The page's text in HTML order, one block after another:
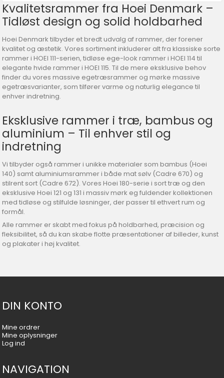
Kvalitetsrammer fra Hoei Denmark –
Tidløst design og solid holdbarhed
Hoei Denmark tilbyder et bredt udvalg af rammer, der forener
kvalitet og æstetik. Vores sortiment inkluderer alt fra klassiske sorte
rammer i HOEI 111-serien, tidløse ege-look rammer i HOEI 114 til
elegante hvide rammer i HOEI 115. Til de mere eksklusive behov
finder du vores massive egetræsrammer og mørke massive
egetræsvarianter, som tilfører varme og naturlig elegance til
enhver indretning.
Eksklusive rammer i træ, bambus og
aluminium – Til enhver stil og
indretning
Vi tilbyder også rammer i unikke materialer som bambus (Hoei
140) samt aluminiumsrammer i både mat sølv (Cadre 670) og
stilrent sort (Cadre 672). Vores Hoei 180-serie i sort træ og den
eksklusive Hoei 121 og 131 i massiv mørk eg fuldender kollektionen
med tidløse og stilfulde løsninger, der passer til ethvert rum og
formål.
Alle rammer er skabt med fokus på holdbarhed, præcision og
fleksibilitet, så du kan skabe flotte præsentationer af billeder, kunst
og plakater i høj kvalitet.
DIN KONTO
Mine ordrer
Mine oplysninger
Log ind
NAVIGATION